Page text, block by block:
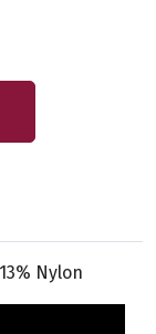
Nylon